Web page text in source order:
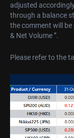
adjusted
through a balance
the comment will
& Net Volume ”.
Please refer to the